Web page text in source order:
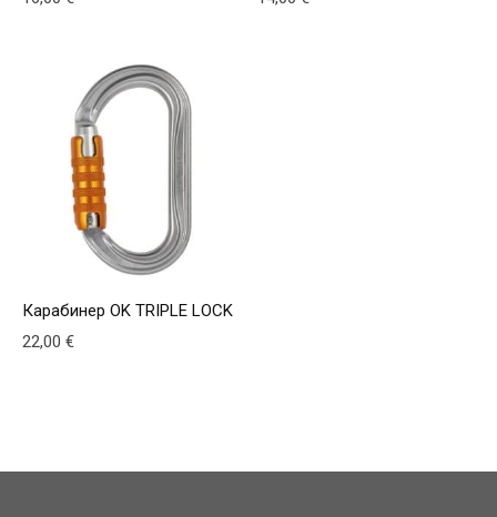
Карабинер OK TRIPLE LOCK
22,00 €